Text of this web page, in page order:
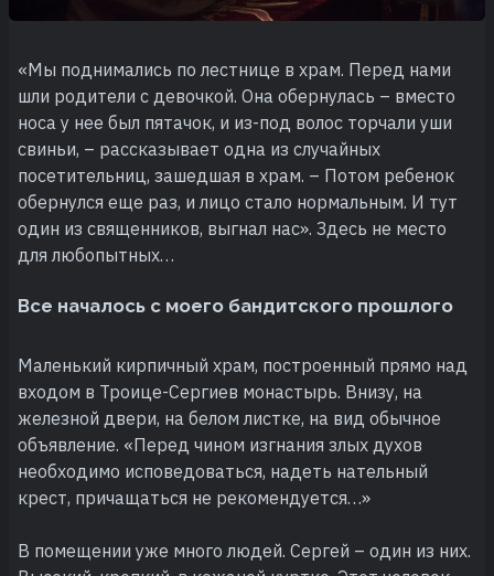
«Мы поднимались по лестнице в храм. Перед нами
шли родители с девочкой. Она обернулась – вместо
носа у нее был пятачок, и из-под волос торчали уши
свиньи, – рассказывает одна из случайных
посетительниц, зашедшая в храм. – Потом ребенок
обернулся еще раз, и лицо стало нормальным. И тут
один из священников, выгнал нас». Здесь не место
для любопытных…
Все началось с моего бандитского прошлого
Маленький кирпичный храм, построенный прямо над
входом в Троице-Сергиев монастырь. Внизу, на
железной двери, на белом листке, на вид обычное
объявление. «Перед чином изгнания злых духов
необходимо исповедоваться, надеть нательный
крест, причащаться не рекомендуется…»
В помещении уже много людей. Сергей – один из них.